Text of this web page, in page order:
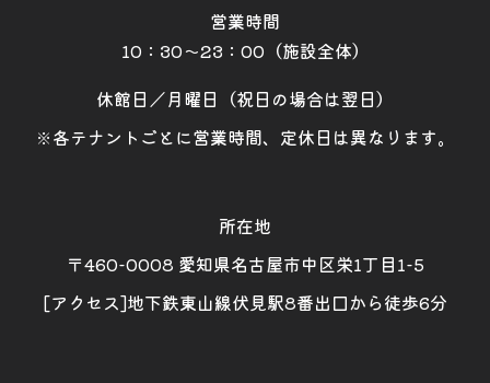
営業時間
10：30～23：00（施設全体）
休館日／月曜日（祝日の場合は翌日）
※各テナントごとに営業時間、定休日は異なります。
所在地
〒460-0008 愛知県名古屋市中区栄1丁目1-5
[アクセス]地下鉄東山線伏見駅8番出口から徒歩6分